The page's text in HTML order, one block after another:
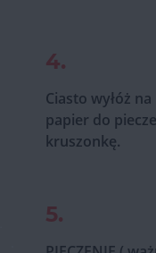
4.
Ciasto wyłóż
papier do
kruszonkę.
5.